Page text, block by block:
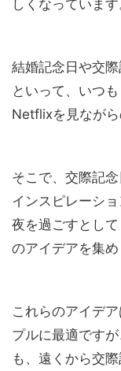
しくなっています
結婚記念日や交
といって、いつ
Netflixを見ながら
そこで、交際記
インスピレーシ
夜を過ごすとし
のアイデアを集め
これらのアイデ
プルに最適です
も、遠くから交